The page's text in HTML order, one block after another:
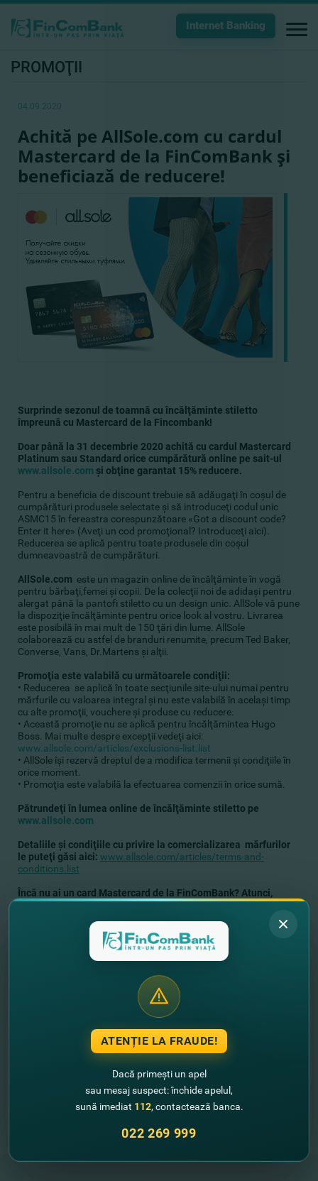
Internet Banking
PROMOŢII
04.09.2020
Achită pe AllSole.com cu cardul
Mastercard de la FinComBank şi
beneficiază de reducere!
Surprinde sezonul de toamnă cu încălţăminte stiletto
împreună cu Mastercard de la Fincombank!
Doar până la 31 decembrie 2020 achită cu cardul Mastercard
Platinum sau Standard orice cumpărătură online pe sait-ul
www.allsole.com şi obţine garantat 15% reducere.
Pentru a beneficia de discount trebuie să adăugaţi în coşul de
cumpărături produsele selectate şi să introduceţi codul unic
ASMC15 în fereastra corespunzătoare «Got a discount code?
Enter it here» (Aveţi un cod promoţional? Introduceţi aici).
Reducerea se aplică pentru toate produsele din coşul
dumneavoastră de cumpărături.
AllSole.com este un magazin online de încălţăminte în vogă
pentru bărbaţi,femei şi copii. De la colecţii noi de adidaşi pentru
alergat până la pantofi stiletto cu un design unic. AllSole vă pune
la dispoziţie încălţăminte pentru orice look al vostru. Livrarea
este posibilă în mai mult de 150 ţări din lume. AllSole
colaborează cu astfel de branduri renumite, precum Ted Baker,
Converse, Vans, Dr.Martens şi alţii.
Promoţia este valabilă cu următoarele condiţii:
• Reducerea se aplică în toate secţiunile site-ului numai pentru
mărfurile cu valoarea integral şi nu este valabilă în acelaşi timp
cu alte promoţii, vouchere şi produse cu reducere.
• Această promoţie nu se aplică pentru încălţămintea Hugo
Boss. Mai multe despre excepţii vedeţi aici:
www.allsole.com/articles/exclusions-list.list
• AllSole îşi rezervă dreptul de a modifica termenii şi condiţiile în
orice moment.
• Promoţia este valabilă la efectuarea comenzii în orice sumă.
Pătrundeţi în lumea online de încălţăminte stiletto pe
www.allsole.com
Detaliile şi condiţiile cu privire la comercializarea mărfurilor
le puteţi găsi aici: www.allsole.com/articles/terms-and-
conditions.list
Încă nu ai un card Mastercard de la FinComBank? Atunci,
deschide-ţi cardulAICI.
Vreai să afli despre toate ofertele speciale Mastercard?
Alte noutăţi
ATENȚIE LA FRAUDE!
Dacă primești un apel
sau mesaj suspect: închide apelul,
sună imediat 112, contactează banca.
022 269 999